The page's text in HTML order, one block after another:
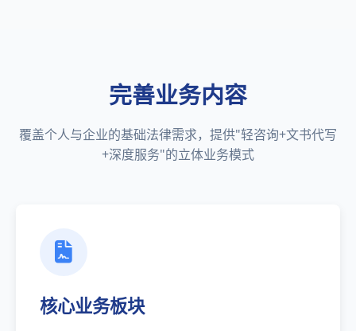
完善业务内容
覆盖个人与企业的基础法律需求，提供"轻咨询+文书代写
+深度服务"的立体业务模式
核心业务板块